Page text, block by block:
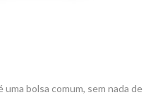
bolsa comum, sem nada de